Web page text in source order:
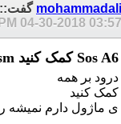
mohammadali گفت::
04-30-2018 03:57 PM
Sos A6 کمک کنید gsm
درود بر همه
کمک کنید
ی ماژول دارم نمیشه